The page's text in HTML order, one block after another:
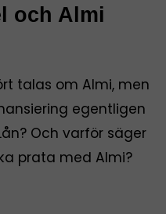
och Almi
talas om Almi, men
egentligen
Och varför säger
prata med Almi?